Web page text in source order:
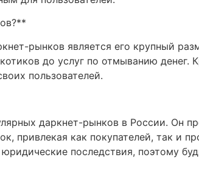
рынков является его крупный
до услуг по отмыванию денег.
пользователей.
даркнет-рынков в России. Он
привлекая как покупателей, так и
последствия, поэтому